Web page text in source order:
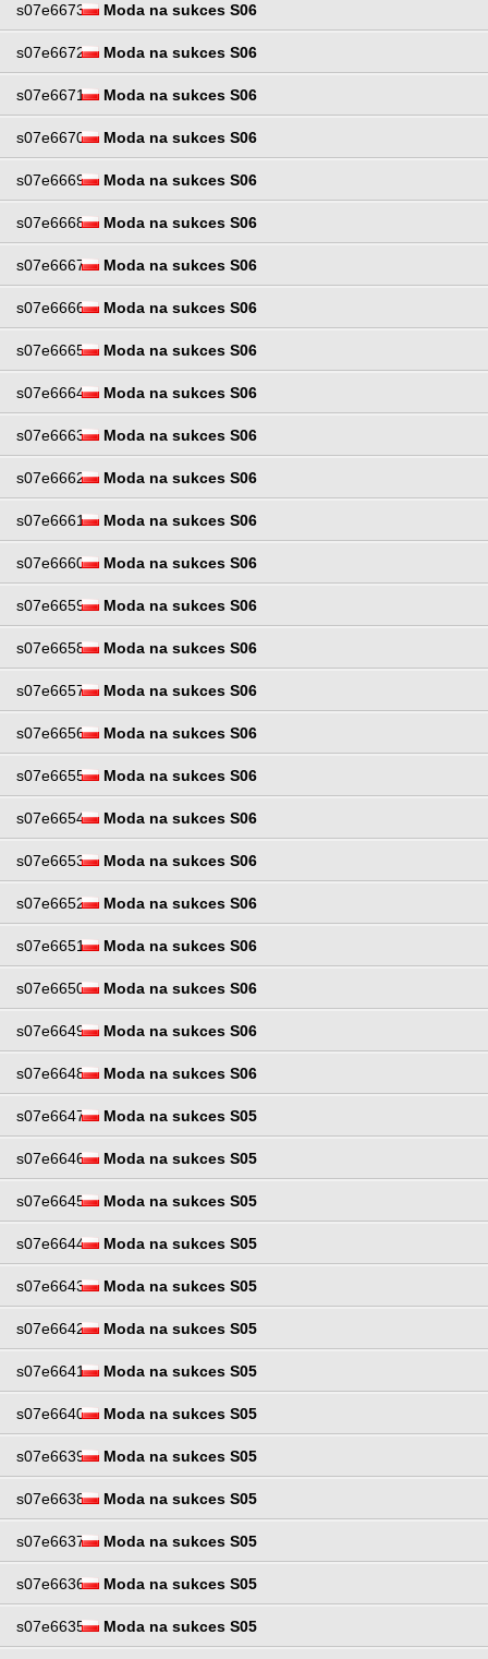
s07e6673 Moda na sukces S06
s07e6672 Moda na sukces S06
s07e6671 Moda na sukces S06
s07e6670 Moda na sukces S06
s07e6669 Moda na sukces S06
s07e6668 Moda na sukces S06
s07e6667 Moda na sukces S06
s07e6666 Moda na sukces S06
s07e6665 Moda na sukces S06
s07e6664 Moda na sukces S06
s07e6663 Moda na sukces S06
s07e6662 Moda na sukces S06
s07e6661 Moda na sukces S06
s07e6660 Moda na sukces S06
s07e6659 Moda na sukces S06
s07e6658 Moda na sukces S06
s07e6657 Moda na sukces S06
s07e6656 Moda na sukces S06
s07e6655 Moda na sukces S06
s07e6654 Moda na sukces S06
s07e6653 Moda na sukces S06
s07e6652 Moda na sukces S06
s07e6651 Moda na sukces S06
s07e6650 Moda na sukces S06
s07e6649 Moda na sukces S06
s07e6648 Moda na sukces S06
s07e6647 Moda na sukces S05
s07e6646 Moda na sukces S05
s07e6645 Moda na sukces S05
s07e6644 Moda na sukces S05
s07e6643 Moda na sukces S05
s07e6642 Moda na sukces S05
s07e6641 Moda na sukces S05
s07e6640 Moda na sukces S05
s07e6639 Moda na sukces S05
s07e6638 Moda na sukces S05
s07e6637 Moda na sukces S05
s07e6636 Moda na sukces S05
s07e6635 Moda na sukces S05